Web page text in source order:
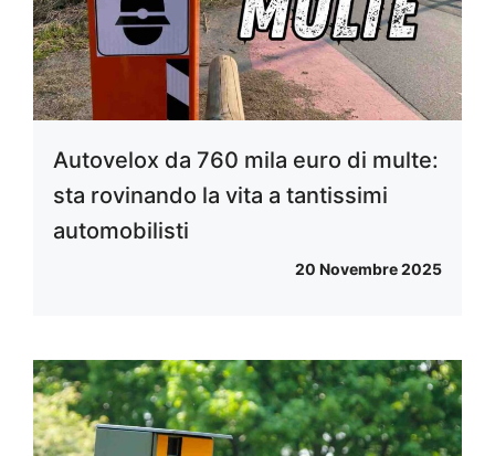
Autovelox da 760 mila euro di multe:
sta rovinando la vita a tantissimi
automobilisti
20 Novembre 2025